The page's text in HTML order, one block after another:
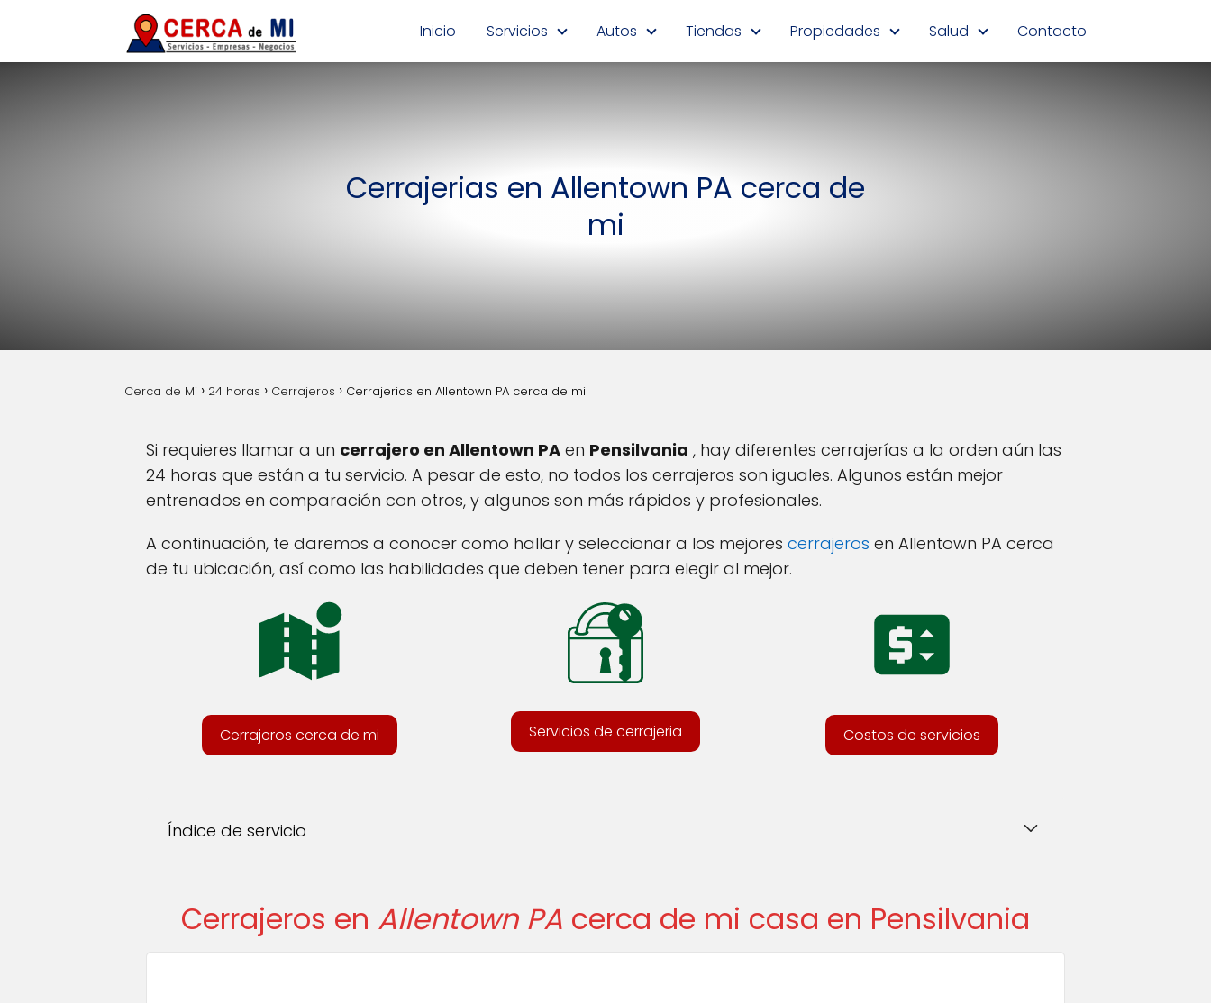
Inicio Servicios Autos Tiendas Propiedades Salud Contacto
Cerrajerias en Allentown PA cerca de
mi
Cerca de Mi 24 horas Cerrajeros Cerrajerias en Allentown PA cerca de mi
Si requieres llamar a un cerrajero en Allentown PA en Pensilvania , hay diferentes cerrajerías a la orden aún las
24 horas que están a tu servicio. A pesar de esto, no todos los cerrajeros son iguales. Algunos están mejor
entrenados en comparación con otros, y algunos son más rápidos y profesionales.
A continuación, te daremos a conocer como hallar y seleccionar a los mejores cerrajeros en Allentown PA cerca
de tu ubicación, así como las habilidades que deben tener para elegir al mejor.
Cerrajeros cerca de mi Servicios de cerrajeria Costos de servicios
Índice de servicio
Cerrajeros en Allentown PA cerca de mi casa en Pensilvania